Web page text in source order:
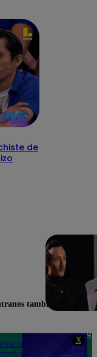
X
de
también en
Teléfono: 219
Av. San